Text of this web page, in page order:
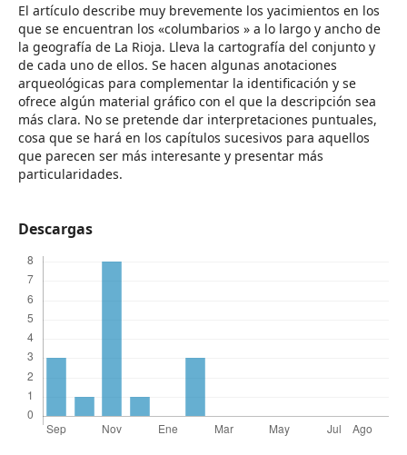
El artículo describe muy brevemente los yacimientos en los
que se encuentran los «columbarios » a lo largo y ancho de
la geografía de La Rioja. Lleva la cartografía del conjunto y
de cada uno de ellos. Se hacen algunas anotaciones
arqueológicas para complementar la identificación y se
ofrece algún material gráfico con el que la descripción sea
más clara. No se pretende dar interpretaciones puntuales,
cosa que se hará en los capítulos sucesivos para aquellos
que parecen ser más interesante y presentar más
particularidades.
Descargas